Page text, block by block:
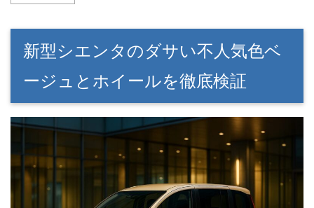
新型シエンタのダサい不人気色ベ
ージュとホイールを徹底検証